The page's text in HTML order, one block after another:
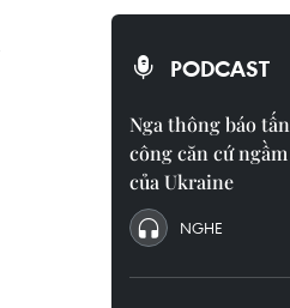
PODCAST
Nga thông báo tấn
công căn cứ ngầm
của Ukraine
NGHE